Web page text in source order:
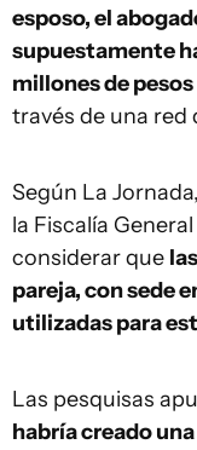
esposo, el
supuestamente
millones de pesos
través de una red
Según La
la Fiscalía
considerar que
pareja, con sede
utilizadas para
Las pesquisas
habría creado